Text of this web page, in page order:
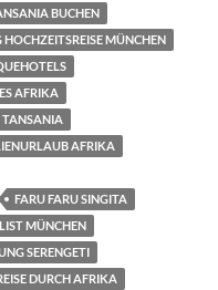
BUCHEN
HOCHZEITSREISE MÜNCHEN
AFRIKA
TANSANIA
AFRIKA
FARU FARU SINGITA
MÜNCHEN
SERENGETI
DURCH AFRIKA